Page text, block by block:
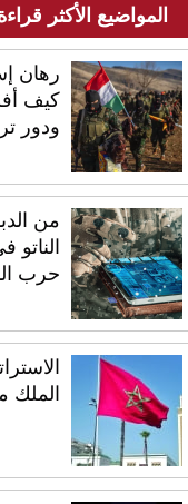
المواضيع الأكثر
رهان
كيف
ودور
من
الناتو
حرب
الملك